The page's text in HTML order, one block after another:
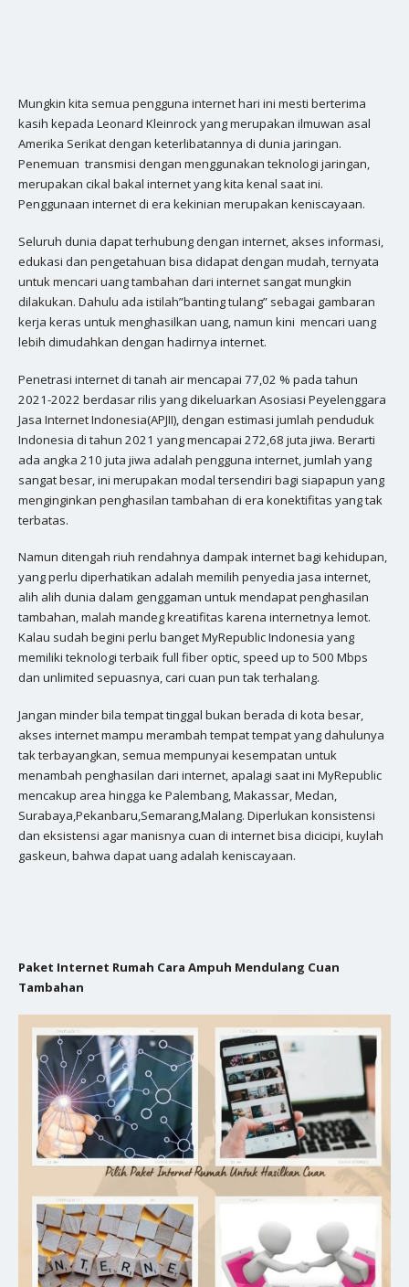
Mungkin kita semua pengguna internet hari ini mesti berterima
kasih kepada Leonard Kleinrock yang merupakan ilmuwan asal
Amerika Serikat dengan keterlibatannya di dunia jaringan.
Penemuan transmisi dengan menggunakan teknologi jaringan,
merupakan cikal bakal internet yang kita kenal saat ini.
Penggunaan internet di era kekinian merupakan keniscayaan.
Seluruh dunia dapat terhubung dengan internet, akses informasi,
edukasi dan pengetahuan bisa didapat dengan mudah, ternyata
untuk mencari uang tambahan dari internet sangat mungkin
dilakukan. Dahulu ada istilah”banting tulang” sebagai gambaran
kerja keras untuk menghasilkan uang, namun kini mencari uang
lebih dimudahkan dengan hadirnya internet.
Penetrasi internet di tanah air mencapai 77,02 % pada tahun
2021-2022 berdasar rilis yang dikeluarkan Asosiasi Peyelenggara
Jasa Internet Indonesia(APJII), dengan estimasi jumlah penduduk
Indonesia di tahun 2021 yang mencapai 272,68 juta jiwa. Berarti
ada angka 210 juta jiwa adalah pengguna internet, jumlah yang
sangat besar, ini merupakan modal tersendiri bagi siapapun yang
menginginkan penghasilan tambahan di era konektifitas yang tak
terbatas.
Namun ditengah riuh rendahnya dampak internet bagi kehidupan,
yang perlu diperhatikan adalah memilih penyedia jasa internet,
alih alih dunia dalam genggaman untuk mendapat penghasilan
tambahan, malah mandeg kreatifitas karena internetnya lemot.
Kalau sudah begini perlu banget MyRepublic Indonesia yang
memiliki teknologi terbaik full fiber optic, speed up to 500 Mbps
dan unlimited sepuasnya, cari cuan pun tak terhalang.
Jangan minder bila tempat tinggal bukan berada di kota besar,
akses internet mampu merambah tempat tempat yang dahulunya
tak terbayangkan, semua mempunyai kesempatan untuk
menambah penghasilan dari internet, apalagi saat ini MyRepublic
mencakup area hingga ke Palembang, Makassar, Medan,
Surabaya,Pekanbaru,Semarang,Malang. Diperlukan konsistensi
dan eksistensi agar manisnya cuan di internet bisa dicicipi, kuylah
gaskeun, bahwa dapat uang adalah keniscayaan.
Paket Internet Rumah Cara Ampuh Mendulang Cuan
Tambahan